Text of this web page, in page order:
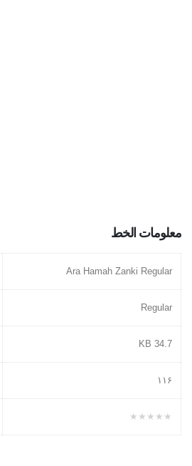
معلومات الخط
Ara Hamah Zanki Regular
Regular
34.7 KB
١١۶
★★★★★